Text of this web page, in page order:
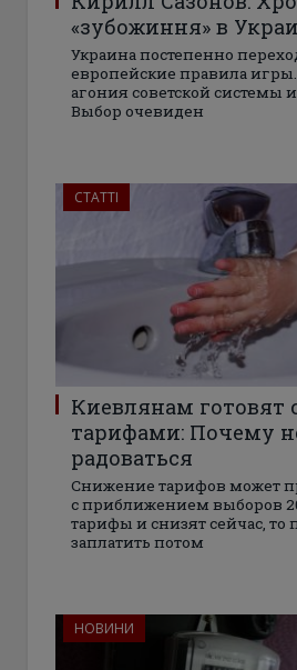
«зубожиння» в
Украина постепенно
европейские правила
агония советской системы
Выбор очевиден
СТАТТІ
Киевлянам готовят
тарифами: Почему
радоваться
Снижение тарифов может
с приближением выборов
тарифы и снизят сейчас, то
заплатить потом
НОВИНИ